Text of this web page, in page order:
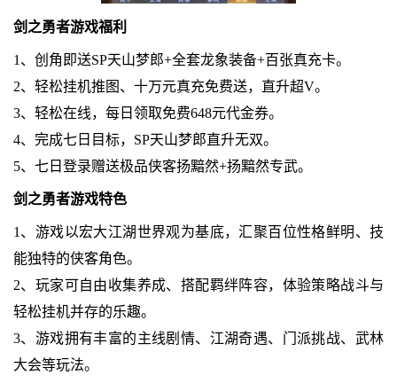
剑之勇者游戏福利
1、创角即送SP天山梦郎+全套龙象装备+百张真充卡。
2、轻松挂机推图、十万元真充免费送，直升超V。
3、轻松在线，每日领取免费648元代金券。
4、完成七日目标，SP天山梦郎直升无双。
5、七日登录赠送极品侠客扬黯然+扬黯然专武。
剑之勇者游戏特色
1、游戏以宏大江湖世界观为基底，汇聚百位性格鲜明、技
能独特的侠客角色。
2、玩家可自由收集养成、搭配羁绊阵容，体验策略战斗与
轻松挂机并存的乐趣。
3、游戏拥有丰富的主线剧情、江湖奇遇、门派挑战、武林
大会等玩法。